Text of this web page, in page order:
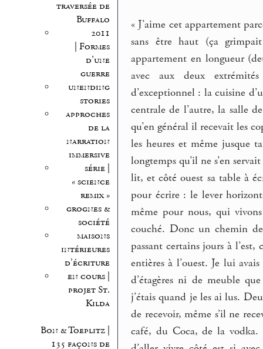
traversée de
Buffalo
2011
| Formes
d’une
guerre
unending
stories
approches
de la
narration
immersive
série |
« science
remix »
grognes &
société
maisons
intérieures
d’écriture
en cours |
projet St.
Kilda
Bon & Toeplitz |
135 façons de
« J’aime cet appartement
sans être haut (ça
appartement en longueur
avec aux deux
d’exceptionnel : la cuisine
centrale de l’autre, la salle
qu’en général il recevait les
les heures et même jusque
longtemps qu’il ne s’en
lit, et côté ouest sa table à
pour écrire : le lever
même pour nous, qui
couché. Donc un chemin
passant certains jours à l’est,
entières à l’ouest. Je lui
d’étagères ni de meuble
j’étais quand je les ai lus.
de recevoir, même s’il ne
café, du Coca, de la